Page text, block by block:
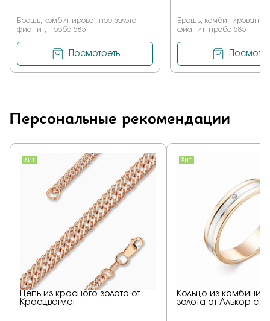
Брошь, комбинированное золото,
фианит, проба 585
Посмотреть
Брошь, комбинированное
фианит, проба 585
Персональные рекомендации